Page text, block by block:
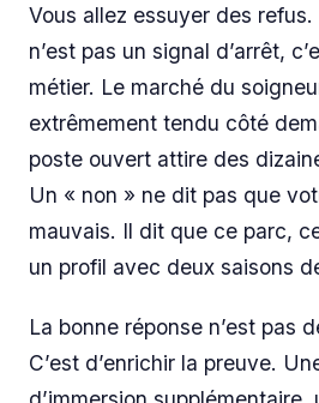
Vous allez essuyer des
n’est pas un signal d’arrêt,
métier. Le marché du
extrêmement tendu côté
poste ouvert attire des
Un « non » ne dit pas que
mauvais. Il dit que ce parc,
un profil avec deux saisons
La bonne réponse n’est pas
C’est d’enrichir la preuve.